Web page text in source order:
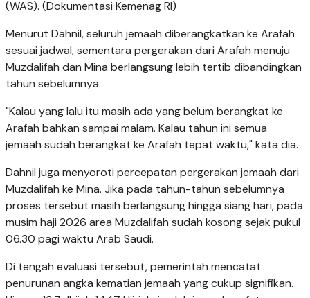
(WAS). (Dokumentasi Kemenag RI)
Menurut Dahnil, seluruh jemaah diberangkatkan ke Arafah
sesuai jadwal, sementara pergerakan dari Arafah menuju
Muzdalifah dan Mina berlangsung lebih tertib dibandingkan
tahun sebelumnya.
"Kalau yang lalu itu masih ada yang belum berangkat ke
Arafah bahkan sampai malam. Kalau tahun ini semua
jemaah sudah berangkat ke Arafah tepat waktu," kata dia.
Dahnil juga menyoroti percepatan pergerakan jemaah dari
Muzdalifah ke Mina. Jika pada tahun-tahun sebelumnya
proses tersebut masih berlangsung hingga siang hari, pada
musim haji 2026 area Muzdalifah sudah kosong sejak pukul
06.30 pagi waktu Arab Saudi.
Di tengah evaluasi tersebut, pemerintah mencatat
penurunan angka kematian jemaah yang cukup signifikan.